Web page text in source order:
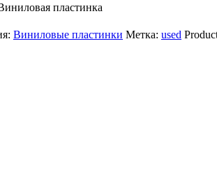
пластинка
Виниловые пластинки Метка: used